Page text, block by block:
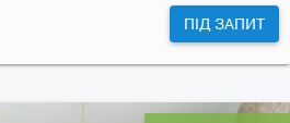
ПІД ЗАПИТ